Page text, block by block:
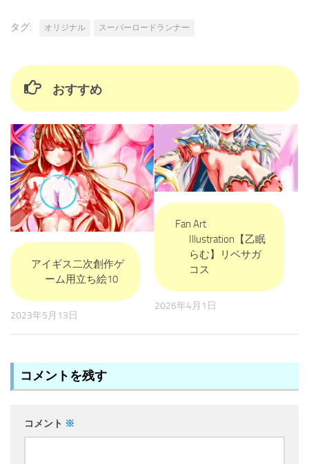
タグ: オリジナル スーパーロードランナー
おすすめ
アイギス二次創作ゲ
ーム用立ち絵10
2023年5月13日
Fan Art
Illustration【乙眠
らむ】リベサガ
コス
2026年4月1日
コメントを残す
コメント ※